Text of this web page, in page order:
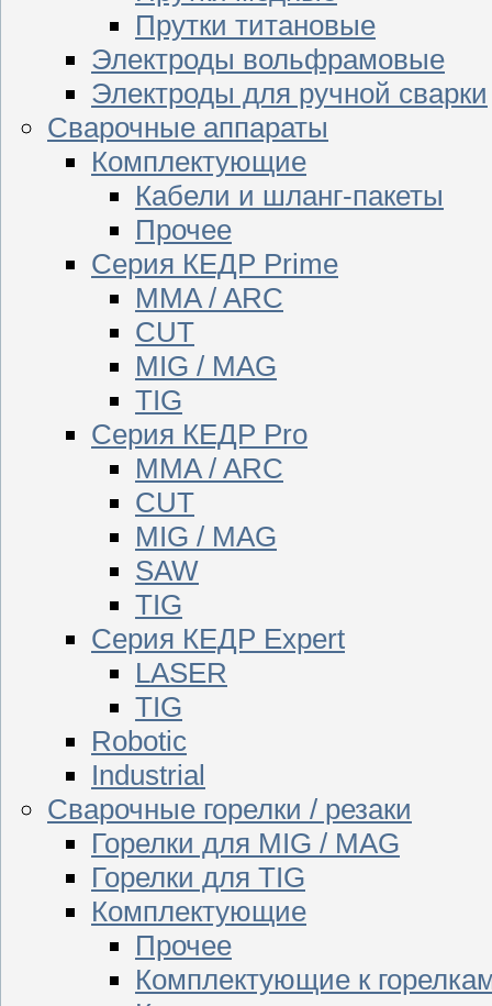
Прутки титановые
Электроды вольфрамовые
Электроды для ручной сварки
Сварочные аппараты
Комплектующие
Кабели и шланг-пакеты
Прочее
Серия КЕДР Prime
MMA / ARC
CUT
MIG / MAG
TIG
Серия КЕДР Pro
MMA / ARC
CUT
MIG / MAG
SAW
TIG
Серия КЕДР Expert
LASER
TIG
Robotic
Industrial
Сварочные горелки / резаки
Горелки для MIG / MAG
Горелки для TIG
Комплектующие
Прочее
Комплектующие к